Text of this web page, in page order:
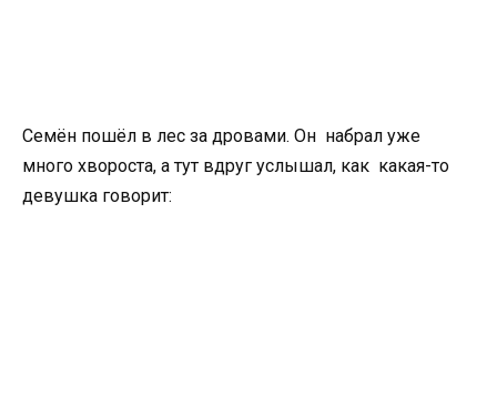
Семён пошёл в лес за дровами. Он набрал уже
много хвороста, а тут вдруг услышал, как какая-то
девушка говорит: